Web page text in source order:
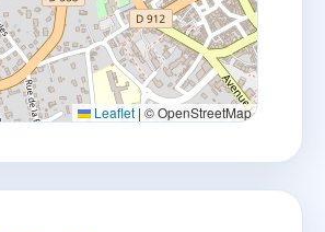
Leaflet | © OpenStreetMap